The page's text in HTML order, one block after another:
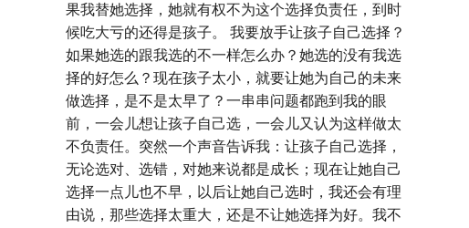
果我替她选择，她就有权不为这个选择负责任，到时
候吃大亏的还得是孩子。 我要放手让孩子自己选择？
如果她选的跟我选的不一样怎么办？她选的没有我选
择的好怎么？现在孩子太小，就要让她为自己的未来
做选择，是不是太早了？一串串问题都跑到我的眼
前，一会儿想让孩子自己选，一会儿又认为这样做太
不负责任。突然一个声音告诉我：让孩子自己选择，
无论选对、选错，对她来说都是成长；现在让她自己
选择一点儿也不早，以后让她自己选时，我还会有理
由说，那些选择太重大，还是不让她选择为好。我不